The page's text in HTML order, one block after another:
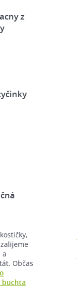
z
a
Občas
buchta